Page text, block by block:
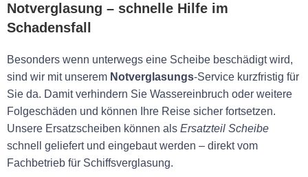
Notverglasung – schnelle Hilfe im
Schadensfall
Besonders wenn unterwegs eine Scheibe beschädigt wird,
sind wir mit unserem Notverglasungs-Service kurzfristig für
Sie da. Damit verhindern Sie Wassereinbruch oder weitere
Folgeschäden und können Ihre Reise sicher fortsetzen.
Unsere Ersatzscheiben können als Ersatzteil Scheibe
schnell geliefert und eingebaut werden – direkt vom
Fachbetrieb für Schiffsverglasung.